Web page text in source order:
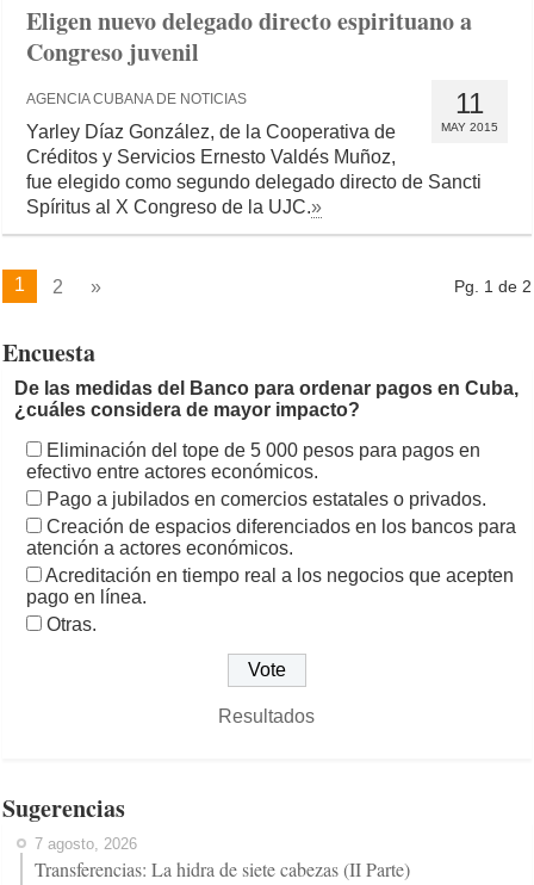
Eligen nuevo delegado directo espirituano a
Congreso juvenil
11
MAY 2015
AGENCIA CUBANA DE NOTICIAS
Yarley Díaz González, de la Cooperativa de
Créditos y Servicios Ernesto Valdés Muñoz,
fue elegido como segundo delegado directo de Sancti
Spíritus al X Congreso de la UJC.»
Pg. 1 de 2
1 2 »
Encuesta
De las medidas del Banco para ordenar pagos en Cuba,
¿cuáles considera de mayor impacto?
Eliminación del tope de 5 000 pesos para pagos en
efectivo entre actores económicos.
Pago a jubilados en comercios estatales o privados.
Creación de espacios diferenciados en los bancos para
atención a actores económicos.
Acreditación en tiempo real a los negocios que acepten
pago en línea.
Otras.
Resultados
Sugerencias
7 agosto, 2026
Transferencias: La hidra de siete cabezas (II Parte)